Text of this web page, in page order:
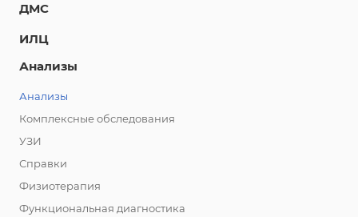
ДМС
ИЛЦ
Анализы
Анализы
Комплексные обследования
УЗИ
Справки
Физиотерапия
Функциональная диагностика